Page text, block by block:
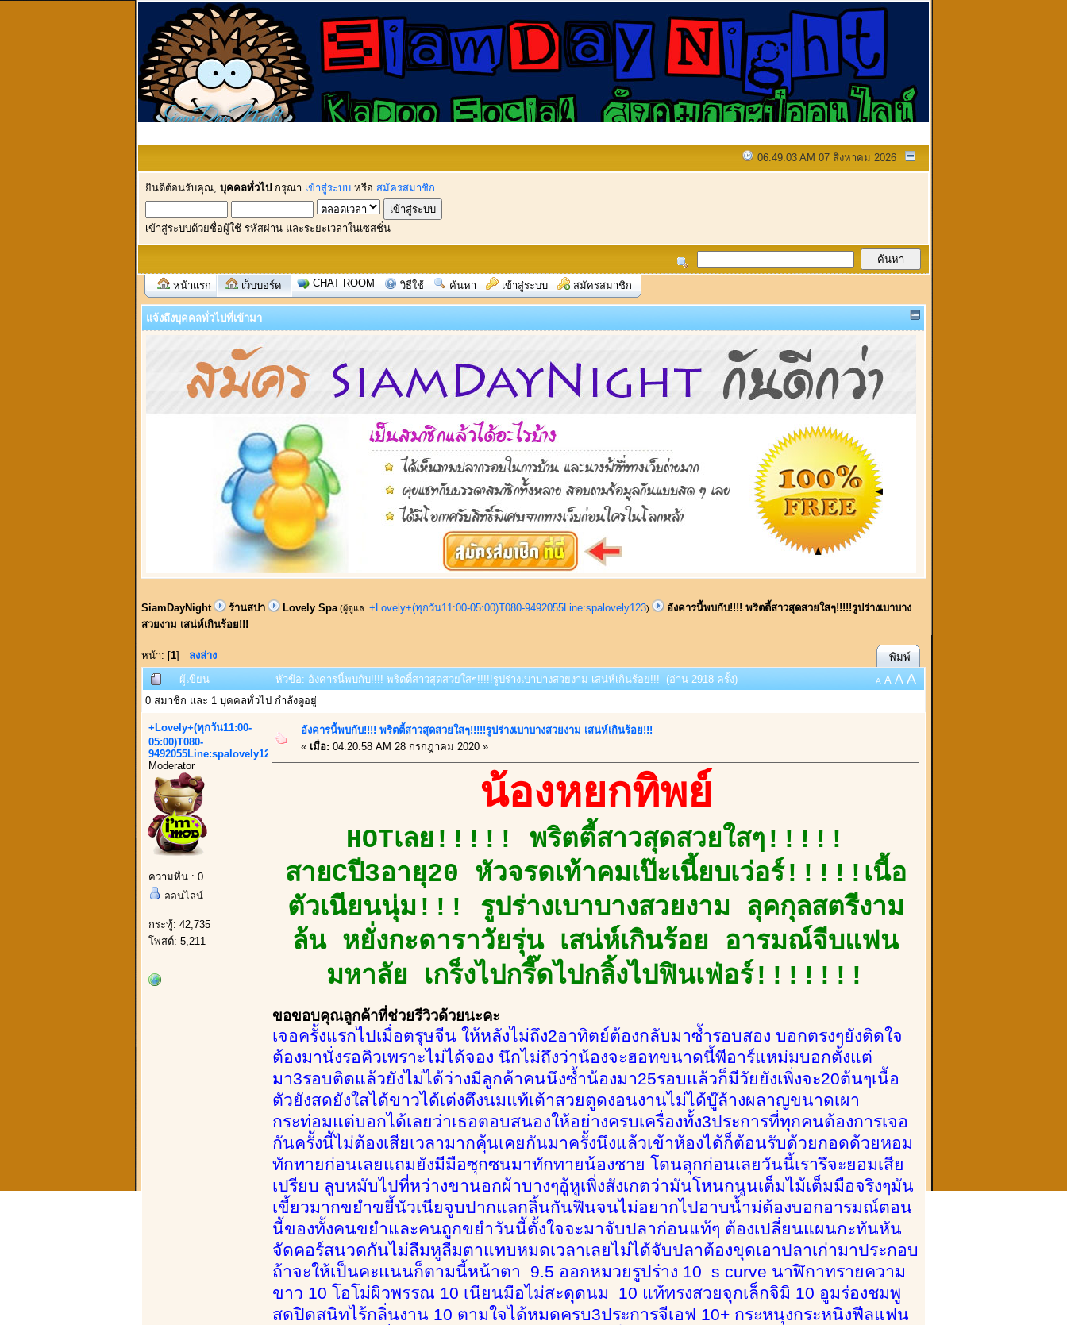
06:49:03 AM 07 สิงหาคม 2026
ยินดีต้อนรับคุณ, บุคคลทั่วไป กรุณา เข้าสู่ระบบ หรือ สมัครสมาชิก
เข้าสู่ระบบด้วยชื่อผู้ใช้ รหัสผ่าน และระยะเวลาในเซสชั่น
หน้าแรก เว็บบอร์ด CHAT ROOM วิธีใช้ ค้นหา เข้าสู่ระบบ สมัครสมาชิก
แจ้งถึงบุคคลทั่วไปที่เข้ามา
SiamDayNight ร้านสปา Lovely Spa (ผู้ดูแล: +Lovely+(ทุกวัน11:00-05:00)T080-9492055Line:spalovely123)
อังคารนี้พบกับ!!!! พริตตี้สาวสุดสวยใสๆ!!!!!รูปร่างเบาบาง
สวยงาม เสน่ห์เกินร้อย!!!
หน้า: [1] ลงล่าง
พิมพ์
ผู้เขียน
หัวข้อ: อังคารนี้พบกับ!!!! พริตตี้สาวสุดสวยใสๆ!!!!!รูปร่างเบาบางสวยงาม เสน่ห์เกินร้อย!!! (อ่าน 2918 ครั้ง) A A A A
0 สมาชิก และ 1 บุคคลทั่วไป กำลังดูอยู่
+Lovely+(ทุกวัน11:00-
05:00)T080-
9492055Line:spalovely123
Moderator
ความหื่น : 0
ออนไลน์
กระทู้: 42,735
โพสต์: 5,211
อังคารนี้พบกับ!!!! พริตตี้สาวสุดสวยใสๆ!!!!!รูปร่างเบาบางสวยงาม เสน่ห์เกินร้อย!!!
« เมื่อ: 04:20:58 AM 28 กรกฎาคม 2020 »
น้องหยกทิพย์
HOTเลย!!!!! พริตตี้สาวสุดสวยใสๆ!!!!!
สายCปี3อายุ20 หัวจรดเท้าคมเป๊ะเนี้ยบเว่อร์!!!!!เนื้อ
ตัวเนียนนุ่ม!!! รูปร่างเบาบางสวยงาม ลุคกุลสตรีงาม
ล้น หยั่งกะดาราวัยรุ่น เสน่ห์เกินร้อย อารมณ์จีบแฟน
มหาลัย เกร็งไปกรี๊ดไปกลิ้งไปฟินเฟ่อร์!!!!!!!
ขอขอบคุณลูกค้าที่ช่วยรีวิวด้วยนะคะ
เจอครั้งแรกไปเมื่อตรุษจีน ให้หลังไม่ถึง2อาทิตย์ต้องกลับมาซ้ำรอบสอง บอกตรงๆยังติดใจ
ต้องมานั่งรอคิวเพราะไม่ได้จอง นึกไม่ถึงว่าน้องจะฮอทขนาดนี้พีอาร์แหม่มบอกตั้งแต่
มา3รอบติดแล้วยังไม่ได้ว่างมีลูกค้าคนนึงซ้ำน้องมา25รอบแล้วก็มีวัยยังเพิ่งจะ20ต้นๆเนื้อ
ตัวยังสดยังใสได้ขาวได้เต่งตึงนมแท้เต้าสวยตูดงอนงานไม่ได้บู๊ล้างผลาญขนาดเผา
กระท่อมแต่บอกได้เลยว่าเธอตอบสนองให้อย่างครบเครื่องทั้ง3ประการที่ทุกคนต้องการเจอ
กันครั้งนี้ไม่ต้องเสียเวลามากคุ้นเคยกันมาครั้งนึงแล้วเข้าห้องได้ก็ต้อนรับด้วยกอดด้วยหอม
ทักทายก่อนเลยแถมยังมีมือซุกซนมาทักทายน้องชาย โดนลุกก่อนเลยวันนี้เรารึจะยอมเสีย
เปรียบ ลูบหมับไปที่หว่างขานอกผ้าบางๆอู้หูเพิ่งสังเกตว่ามันโหนกนูนเต็มไม้เต็มมือจริงๆมัน
เขี้ยวมากขยำขยี้นัวเนียจูบปากแลกลิ้นกันฟินจนไม่อยากไปอาบน้ำม่ต้องบอกอารมณ์ตอน
นี้ของทั้งคนขยำและคนถูกขยำวันนี้ตั้งใจจะมาจับปลาก่อนแท้ๆ ต้องเปลี่ยนแผนกะทันหัน
จัดคอร์สนวดกันไม่ลืมหูลืมตาแทบหมดเวลาเลยไม่ได้จับปลาต้องขุดเอาปลาเก่ามาประกอบ
ถ้าจะให้เป็นคะแนนก็ตามนี้หน้าตา 9.5 ออกหมวยรูปร่าง 10 s curve นาฬิกาทรายความ
ขาว 10 โอโม่ผิวพรรณ 10 เนียนมือไม่สะดุดนม 10 แท้ทรงสวยจุกเล็กจิมิ 10 อูมร่องชมพู
สดปิดสนิทไร้กลิ่นงาน 10 ตามใจได้หมดครบ3ประการจีเอฟ 10+ กระหนุงกระหนิงฟีลแฟน